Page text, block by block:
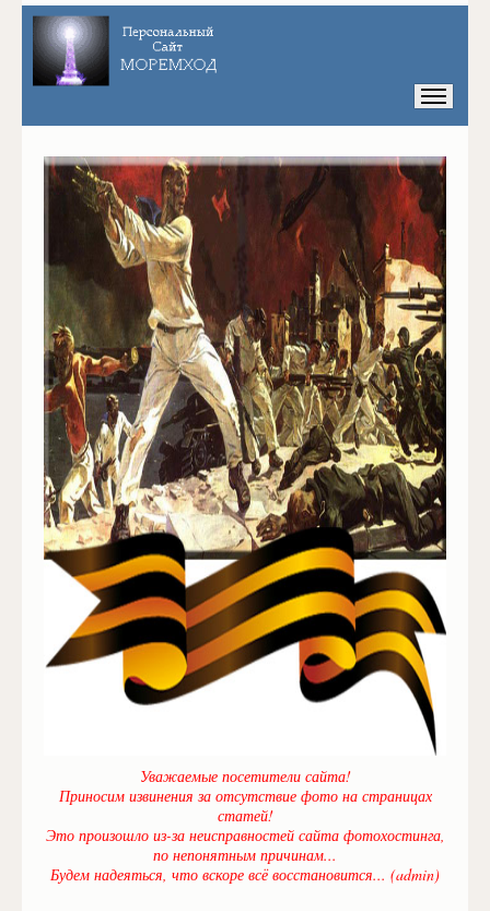
Уважаемые посетители сайта!
Приносим извинения за отсутствие фото на страницах
статей!
Это произошло из-за неисправностей сайта фотохостинга,
по непонятным причинам...
Будем надеяться, что вскоре всё восстановится... (admin)